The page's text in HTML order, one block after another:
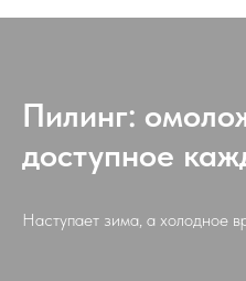
Пилинг:
доступное
Наступает зима, а холодное